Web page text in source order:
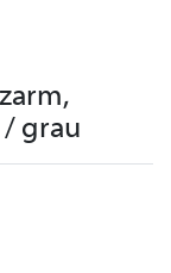
/ grau